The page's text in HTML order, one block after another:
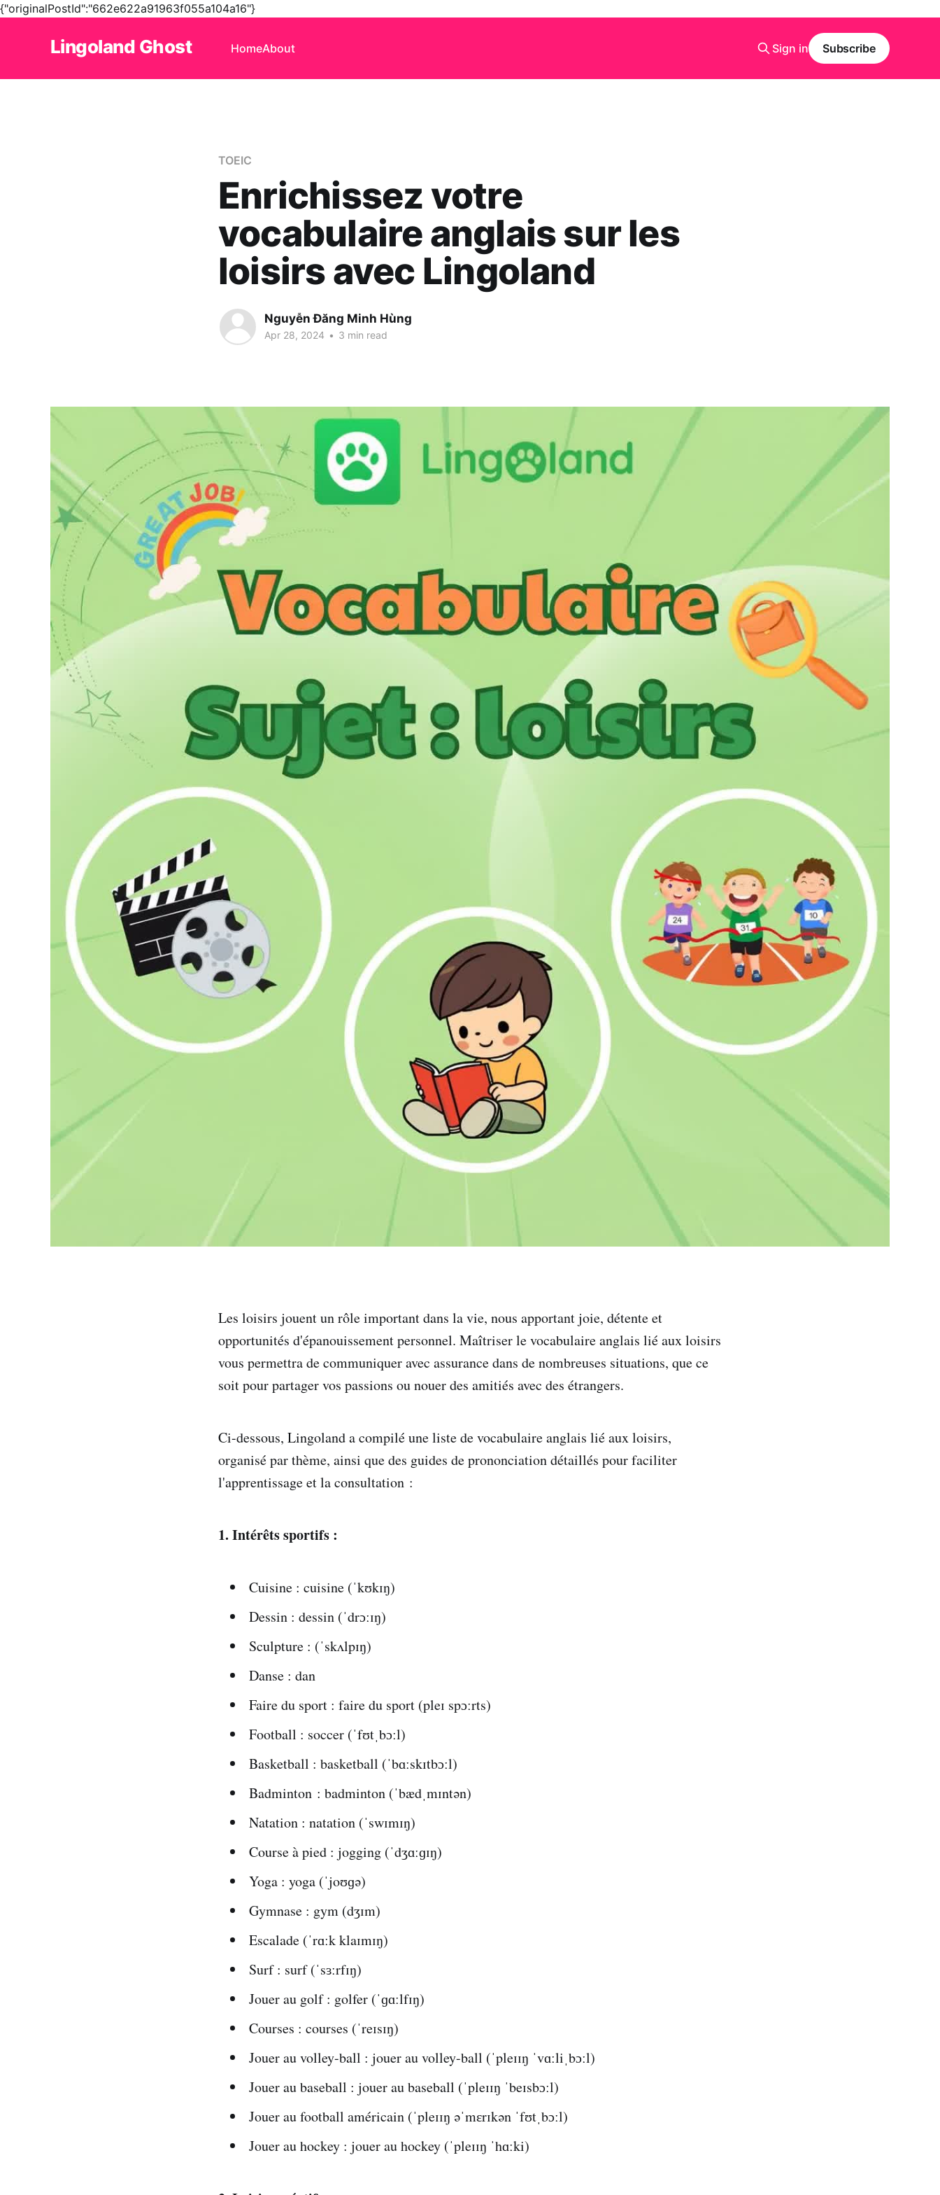
{"originalPostId":"662e622a91963f055a104a16"}
Lingoland Ghost HomeAbout Sign in Subscribe
TOEIC
Enrichissez votre
vocabulaire anglais sur les
loisirs avec Lingoland
Nguyễn Đăng Minh Hùng
Apr 28, 2024 • 3 min read
Les loisirs jouent un rôle important dans la vie, nous apportant joie, détente et
opportunités d'épanouissement personnel. Maîtriser le vocabulaire anglais lié aux loisirs
vous permettra de communiquer avec assurance dans de nombreuses situations, que ce
soit pour partager vos passions ou nouer des amitiés avec des étrangers.
Ci-dessous, Lingoland a compilé une liste de vocabulaire anglais lié aux loisirs,
organisé par thème, ainsi que des guides de prononciation détaillés pour faciliter
l'apprentissage et la consultation :
1. Intérêts sportifs :
Cuisine : cuisine (ˈkʊkɪŋ)
Dessin : dessin (ˈdrɔːɪŋ)
Sculpture : (ˈskʌlpɪŋ)
Danse : dan
Faire du sport : faire du sport (pleɪ spɔːrts)
Football : soccer (ˈfʊtˌbɔːl)
Basketball : basketball (ˈbɑːskɪtbɔːl)
Badminton : badminton (ˈbædˌmɪntən)
Natation : natation (ˈswɪmɪŋ)
Course à pied : jogging (ˈdʒɑːɡɪŋ)
Yoga : yoga (ˈjoʊɡə)
Gymnase : gym (dʒɪm)
Escalade (ˈrɑːk klaɪmɪŋ)
Surf : surf (ˈsɜːrfɪŋ)
Jouer au golf : golfer (ˈɡɑːlfɪŋ)
Courses : courses (ˈreɪsɪŋ)
Jouer au volley-ball : jouer au volley-ball (ˈpleɪɪŋ ˈvɑːliˌbɔːl)
Jouer au baseball : jouer au baseball (ˈpleɪɪŋ ˈbeɪsbɔːl)
Jouer au football américain (ˈpleɪɪŋ əˈmɛrɪkən ˈfʊtˌbɔːl)
Jouer au hockey : jouer au hockey (ˈpleɪɪŋ ˈhɑːki)